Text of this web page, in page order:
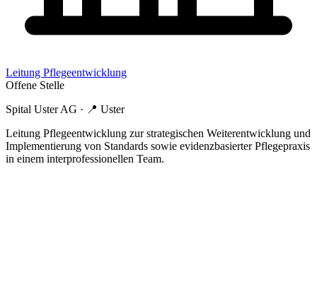
Leitung Pflegeentwicklung
Offene Stelle
Spital Uster AG · 📍 Uster
Leitung Pflegeentwicklung zur strategischen Weiterentwicklung und
Implementierung von Standards sowie evidenzbasierter Pflegepraxis
in einem interprofessionellen Team.